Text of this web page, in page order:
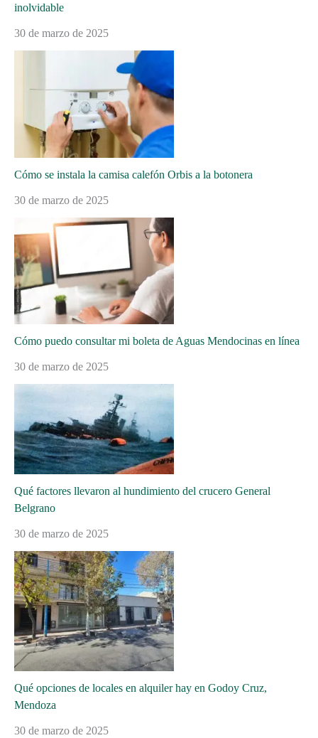
inolvidable
30 de marzo de 2025
Cómo se instala la camisa calefón Orbis a la botonera
30 de marzo de 2025
Cómo puedo consultar mi boleta de Aguas Mendocinas en línea
30 de marzo de 2025
Qué factores llevaron al hundimiento del crucero General
Belgrano
30 de marzo de 2025
Qué opciones de locales en alquiler hay en Godoy Cruz,
Mendoza
30 de marzo de 2025